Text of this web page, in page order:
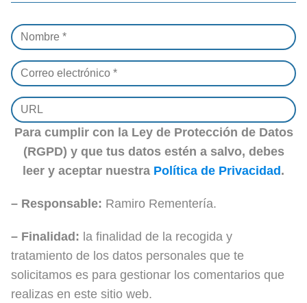
Para cumplir con la Ley de Protección de Datos
(RGPD) y que tus datos estén a salvo, debes
leer y aceptar nuestra Política de Privacidad .
– Responsable: Ramiro Rementería.
– Finalidad: la finalidad de la recogida y
tratamiento de los datos personales que te
solicitamos es para gestionar los comentarios que
realizas en este sitio web.